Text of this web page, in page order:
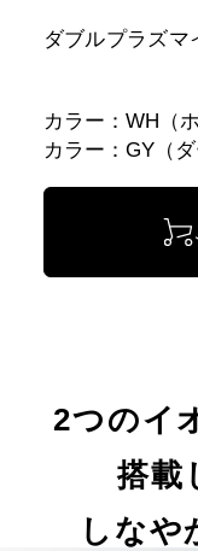
ダブルプラズ
カラー：WH（
カラー：GY（ダ
2つのイ
搭載
しなや